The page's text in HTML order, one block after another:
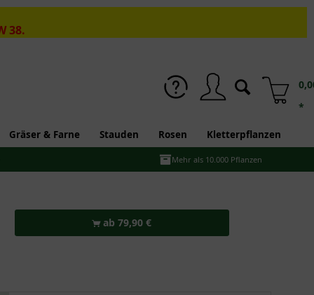
38.
*
Gräser & Farne Stauden Rosen Kletterpflanzen
Mehr als 10.000 Pflanzen
ab 79,90 €